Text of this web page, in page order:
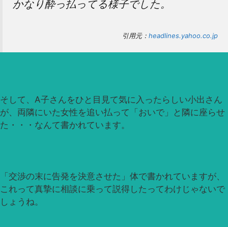
かなり酔っ払ってる様子でした。
引用元： headlines.yahoo.co.jp
そして、A子さんをひと目見て気に入ったらしい小出さん
が、両隣にいた女性を追い払って「おいで」と隣に座らせ
た・・・なんて書かれています。
「交渉の末に告発を決意させた」体で書かれていますが、
これって真摯に相談に乗って説得したってわけじゃないで
しょうね。